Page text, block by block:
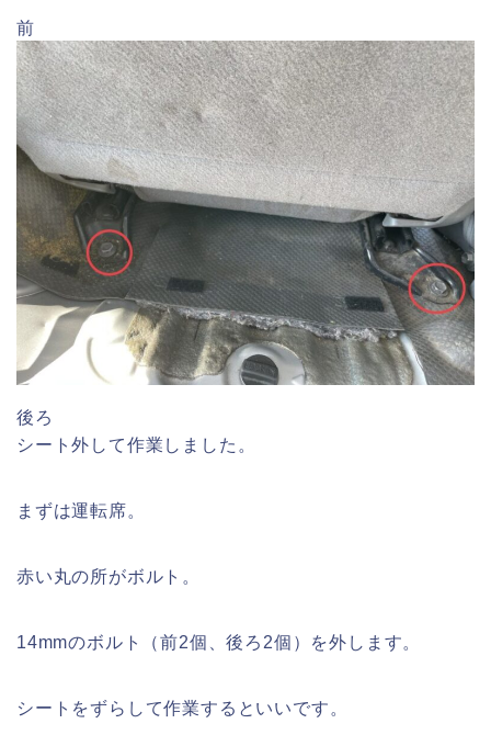
前
後ろ
シート外して作業しました。
まずは運転席。
赤い丸の所がボルト。
14mmのボルト（前2個、後ろ2個）を外します。
シートをずらして作業するといいです。